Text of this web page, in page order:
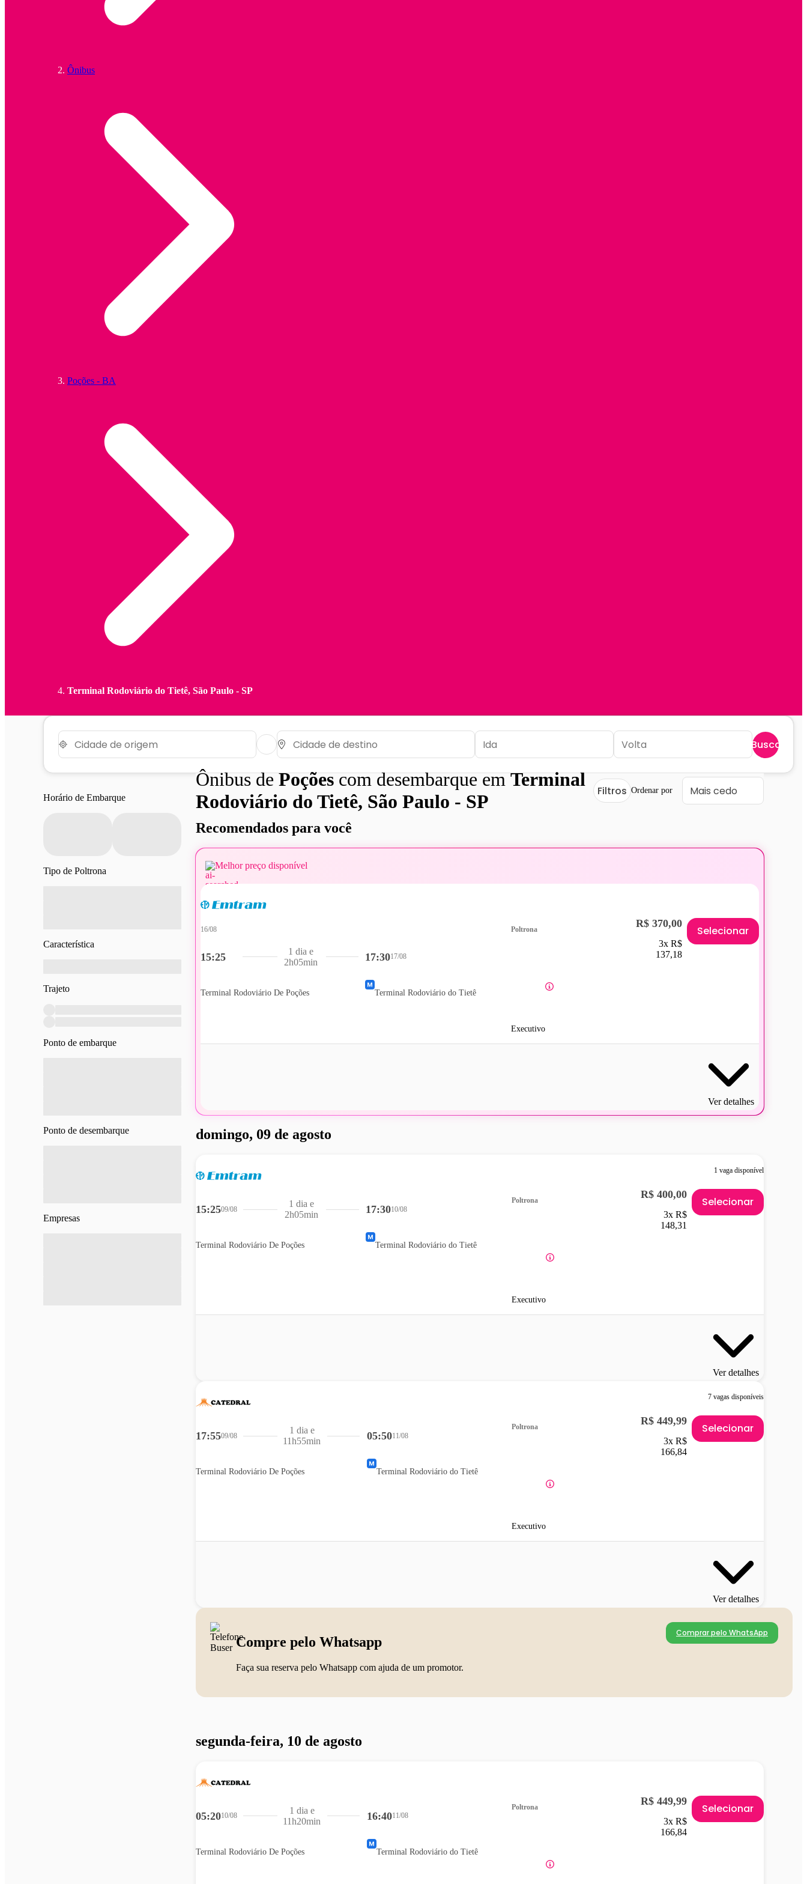
Ônibus
Poções - BA
Terminal Rodoviário do Tietê, São Paulo - SP
Buscar
Horário de Embarque
Tipo de Poltrona
Característica
Trajeto
Ponto de embarque
Ponto de desembarque
Empresas
Ônibus dePoçõescom desembarque emTerminal
Rodoviário do Tietê, São Paulo - SP
Filtros Ordenar por
Recomendados para você
Melhor preço disponível
15:25
16/08
Terminal Rodoviário De Poções
17:3017/08
Terminal Rodoviário do Tietê
1 dia e
2h05min
Poltrona
Executivo
R$ 370,00
3x R$
137,18
Selecionar
Ver detalhes
domingo, 09 de agosto
1 vaga disponível
15:2509/08
Terminal Rodoviário De Poções
17:3010/08
Terminal Rodoviário do Tietê
1 dia e
2h05min
Poltrona
Executivo
R$ 400,00
3x R$
148,31
Selecionar
Ver detalhes
7 vagas disponíveis
17:5509/08
Terminal Rodoviário De Poções
05:5011/08
Terminal Rodoviário do Tietê
1 dia e
11h55min
Poltrona
Executivo
R$ 449,99
3x R$
166,84
Selecionar
Ver detalhes
Compre pelo Whatsapp
Faça sua reserva pelo Whatsapp com ajuda de um promotor.
Comprar pelo WhatsApp
segunda-feira, 10 de agosto
05:2010/08
Terminal Rodoviário De Poções
16:4011/08
Terminal Rodoviário do Tietê
1 dia e
11h20min
Poltrona R$ 449,99
3x R$
166,84
Selecionar